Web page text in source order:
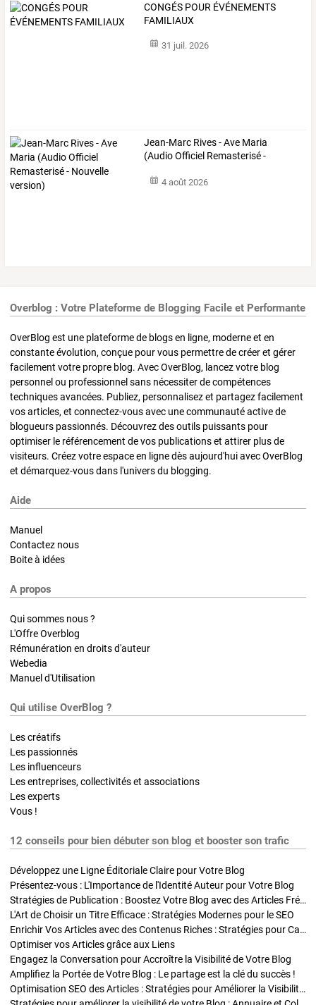
CONGÉS POUR ÉVÉNEMENTS
FAMILIAUX
31 juil. 2026
Jean-Marc Rives-Ave Maria
(AudioOfficiel Remasterisé-
4 août 2026
Overblog : Votre Plateforme de Blogging Facile et Performante
OverBlog est une plateforme de blogs en ligne, moderne et en
constante évolution, conçue pour vous permettre de créer et gérer
facilement votre propre blog. Avec OverBlog, lancez votre blog
personnel ou professionnel sans nécessiter de compétences
techniques avancées. Publiez, personnalisez et partagez facilement
vos articles, et connectez-vous avec une communauté active de
blogueurs passionnés. Découvrez des outils puissants pour
optimiser le référencement de vos publications et attirer plus de
visiteurs. Créez votre espace en ligne dès aujourd'hui avec OverBlog
et démarquez-vous dans l'univers du blogging.
Aide
Manuel
Contactez nous
Boite à idées
A propos
Qui sommes nous ?
L'Offre Overblog
Rémunération en droits d'auteur
Webedia
Manuel d'Utilisation
Qui utilise OverBlog ?
Les créatifs
Les passionnés
Les influenceurs
Les entreprises, collectivités et associations
Les experts
Vous !
12 conseils pour bien débuter son blog et booster son trafic
Développez une Ligne Éditoriale Claire pour Votre Blog
Présentez-vous : L'Importance de l'Identité Auteur pour Votre Blog
Stratégies de Publication : Boostez Votre Blog avec des Articles Fréquents et Exclusifs
L'Art de Choisir un Titre Efficace : Stratégies Modernes pour le SEO
Enrichir Vos Articles avec des Contenus Riches : Stratégies pour Captiver et Optimiser
Optimiser vos Articles grâce aux Liens
Engagez la Conversation pour Accroître la Visibilité de Votre Blog
Amplifiez la Portée de Votre Blog : Le partage est la clé du succès !
Optimisation SEO des Articles : Stratégies pour Améliorer la Visibilité de Votre Blog